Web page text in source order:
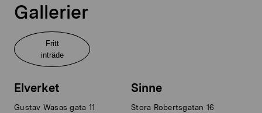
Gallerier
Fritt
inträde
Elverket
Gustav Wasas gata 11
Sinne
Stora Robertsgatan 16